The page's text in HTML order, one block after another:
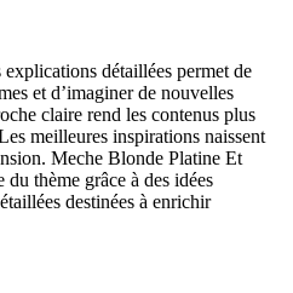
détaillées permet de
et d’imaginer de nouvelles
claire rend les contenus plus
meilleures inspirations naissent
Meche Blonde Platine Et
thème grâce à des idées
destinées à enrichir